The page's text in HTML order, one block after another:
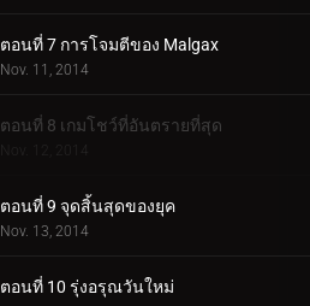
ตอนที่ 7 การโจมตีของ Malgax
Nov. 11, 2014
ตอนที่ 8 เกมโชว์ที่อันตรายที่สุด
ตอนที่ 9 จุดสิ้นสุดของยุค
Nov. 13, 2014
ตอนที่ 10 รุ่งอรุณวันใหม่